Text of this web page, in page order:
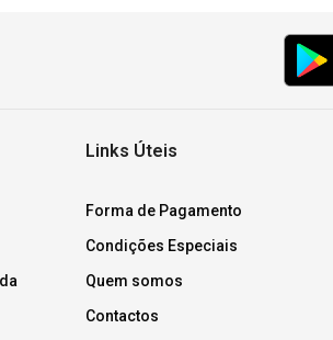
Links Úteis
Forma de Pagamento
Condições Especiais
Quem somos
Contactos